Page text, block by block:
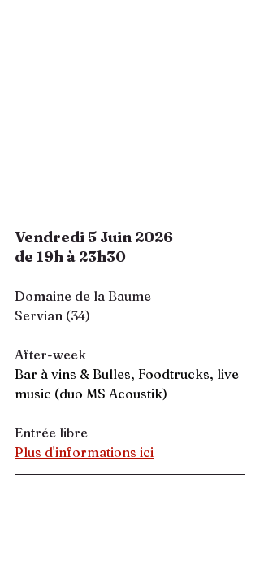
Vendredi 5 Juin 2026
de 19h à 23h30
Domaine de la Baume
Servian (34)
After-week
Bar à vins & Bulles, Foodtrucks, live
music (duo MS Acoustik)
Entrée libre
Plus d'informations ici